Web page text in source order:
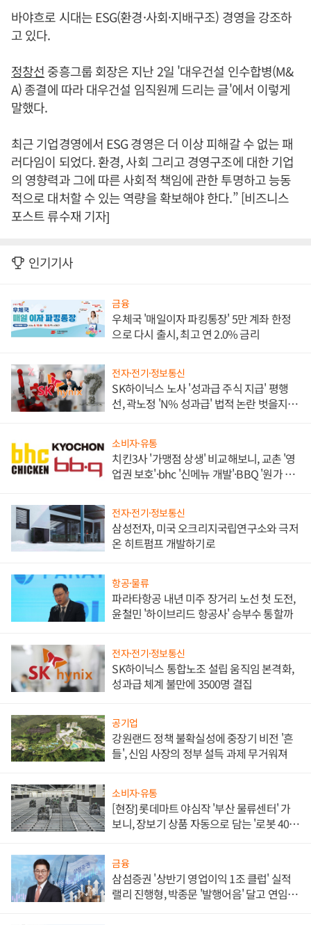
바야흐로 시대는 ESG(환경·사회·지배구조) 경영을 강조하
고 있다.
정창선 중흥그룹 회장은 지난 2일 '대우건설 인수합병(M&
A) 종결에 따라 대우건설 임직원께 드리는 글'에서 이렇게
말했다.
최근 기업경영에서 ESG 경영은 더 이상 피해갈 수 없는 패
러다임이 되었다. 환경, 사회 그리고 경영구조에 대한 기업
의 영향력과 그에 따른 사회적 책임에 관한 투명하고 능동
적으로 대처할 수 있는 역량을 확보해야 한다.” [비즈니스
포스트 류수재 기자]
인기기사
금융
우체국 '매일이자 파킹통장' 5만 계좌 한정
으로 다시 출시, 최고 연 2.0% 금리
전자·전기·정보통신
SK하이닉스 노사 '성과급 주식 지급' 평행
선, 곽노정 'N% 성과급' 법적 논란 벗을지 주
소비자·유통
치킨3사 '가맹점 상생' 비교해보니, 교촌 '영
업권 보호'·bhc '신메뉴 개발'·BBQ '원가 부
전자·전기·정보통신
삼성전자, 미국 오크리지국립연구소와 극저
온 히트펌프 개발하기로
항공·물류
파라타항공 내년 미주 장거리 노선 첫 도전,
윤철민 '하이브리드 항공사' 승부수 통할까
전자·전기·정보통신
SK하이닉스 통합노조 설립 움직임 본격화,
성과급 체계 불만에 3500명 결집
공기업
강원랜드 정책 불확실성에 중장기 비전 '흔
들', 신임 사장의 정부 설득 과제 무거워져
소비자·유통
[현장] 롯데마트 야심작 '부산 물류센터' 가
보니, 장보기 상품 자동으로 담는 '로봇 400
금융
삼섬증권 '상반기 영업이익 1조 클럽' 실적
랠리 진행형, 박종문 '발행어음' 달고 연임 향